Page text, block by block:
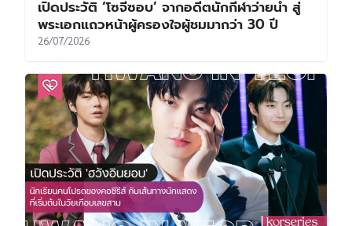
เปิดประวัติ ‘โซจีซอบ’ จากอดีตนักกีฬาว่ายน้ำ สู่
พระเอกแถวหน้าผู้ครองใจผู้ชมมากว่า 30 ปี
26/07/2026